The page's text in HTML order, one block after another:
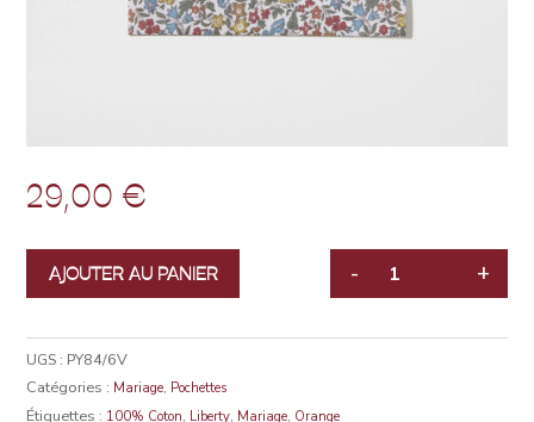
29,00€
QUANTITÉ
- +
AJOUTER AU PANIER
UGS : PY84/6V
Catégories : Mariage, Pochettes
Étiquettes : 100% Coton, Liberty, Mariage, Orange